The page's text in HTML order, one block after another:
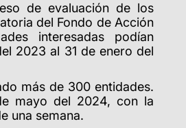
de evaluación de los
del Fondo de Acción
interesadas podían
2023 al 31 de enero del
más de 300 entidades.
mayo del 2024, con la
una semana.